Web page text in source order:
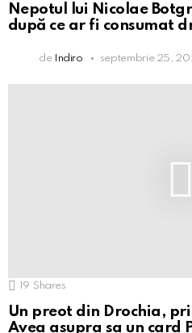
Nepotul lui Nicolae
după ce ar fi consumat
de Indiro septembrie 25,
19 Shares
Un preot din Drochia,
Avea asupra sa un card